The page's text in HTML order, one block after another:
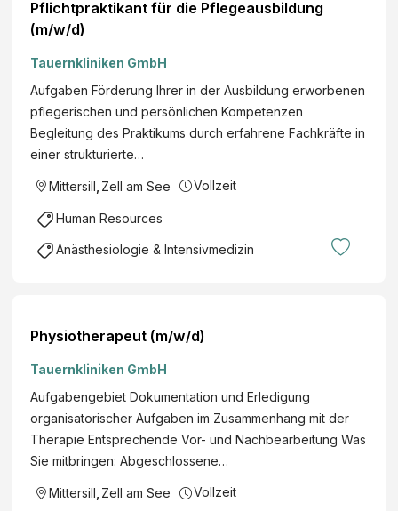
Pflichtpraktikant für die Pflegeausbildung
(m/w/d)
Tauernkliniken GmbH
Aufgaben Förderung Ihrer in der Ausbildung erworbenen
pflegerischen und persönlichen Kompetenzen
Begleitung des Praktikums durch erfahrene Fachkräfte in
einer strukturierte…
Mittersill Zell am See Vollzeit
Human Resources
Anästhesiologie & Intensivmedizin
Physiotherapeut (m/w/d)
Tauernkliniken GmbH
Aufgabengebiet Dokumentation und Erledigung
organisatorischer Aufgaben im Zusammenhang mit der
Therapie Entsprechende Vor- und Nachbearbeitung Was
Sie mitbringen: Abgeschlossene…
Mittersill Zell am See Vollzeit